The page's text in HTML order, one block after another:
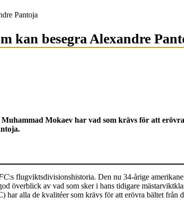
Pantoja
kan besegra Alexandre
Mokaev har vad som krävs för att
:s flugviktsdivisionshistoria. Den nu 34-årige
överblick av vad som sker i hans tidigare
har alla de kvalitéer som krävs för att erövra bältet från